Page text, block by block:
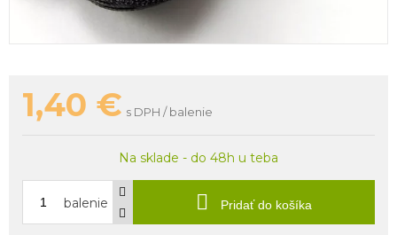
1,40 € s DPH / balenie
Na sklade - do 48h u teba
balenie Pridať do košíka